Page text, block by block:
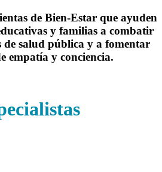
de Bien-Estar que ayuden
y familias a combatir
de salud pública y a fomentar
empatía y conciencia.